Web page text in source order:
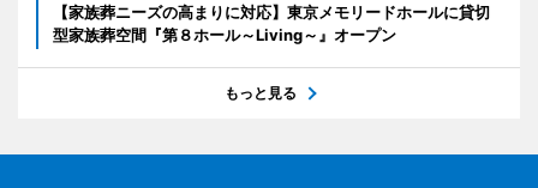
【家族葬ニーズの高まりに対応】東京メモリードホールに貸切
型家族葬空間『第８ホール～Living～』オープン
もっと見る